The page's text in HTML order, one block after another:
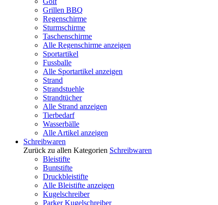
Grillen BBQ
Regenschirme
Sturmschirme
Taschenschirme
Alle Regenschirme anzeigen
Sportartikel
Fussballe
Alle Sportartikel anzeigen
Strand
Strandstuehle
Strandtücher
Alle Strand anzeigen
Tierbedarf
Wasserbälle
Alle Artikel anzeigen
Schreibwaren
Zurück zu allen Kategorien Schreibwaren
Bleistifte
Buntstifte
Druckbleistifte
Alle Bleistifte anzeigen
Kugelschreiber
Parker Kugelschreiber